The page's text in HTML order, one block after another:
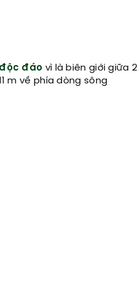
độc đáo vì là biên giới giữa 2
m về phía dòng sông